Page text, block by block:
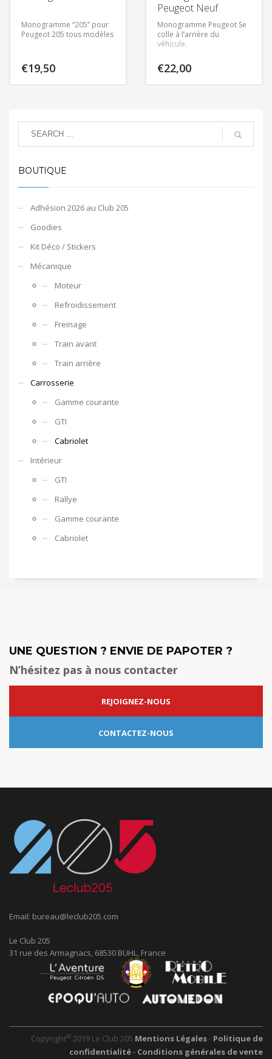
Monogramme “205” pour
Peugeot 205 tous modèles
€19,50
Peugeot Neuf
Monogramme Peugeot Se
colle à l’arrière du
véhicule.
€22,00
BOUTIQUE
Adhésion 2026 au Club 205
Goodies
Kit Déco / Stickers
Mécanique
Moteur
Refroidissement
Freinage
Train avant
Train arrière
Carrosserie
Gamme courante
GTI
Cabriolet
Intérieur
GTI
Rallye
Gamme courante
Cabriolet
UNE QUESTION ? ENVIE DE PAPOTER ?
N’hésitez pas à nous contacter
REJOIGNEZ-NOUS
CONTACTEZ-NOUS
Email: bureau@leclub205.com
Le Club 205
31 rue des Armagnacs, 68530 BUHL, France
Copyright© 2019 Le Club 205 Mentions Légales - Politique de
confidentialité- Conditions générales de vente